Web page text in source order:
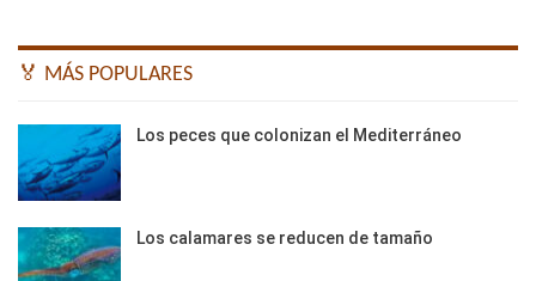
🏅 MÁS POPULARES
Los peces que colonizan el Mediterráneo
Los calamares se reducen de tamaño